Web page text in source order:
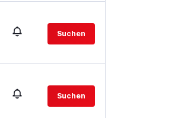
Suchen
Suchen